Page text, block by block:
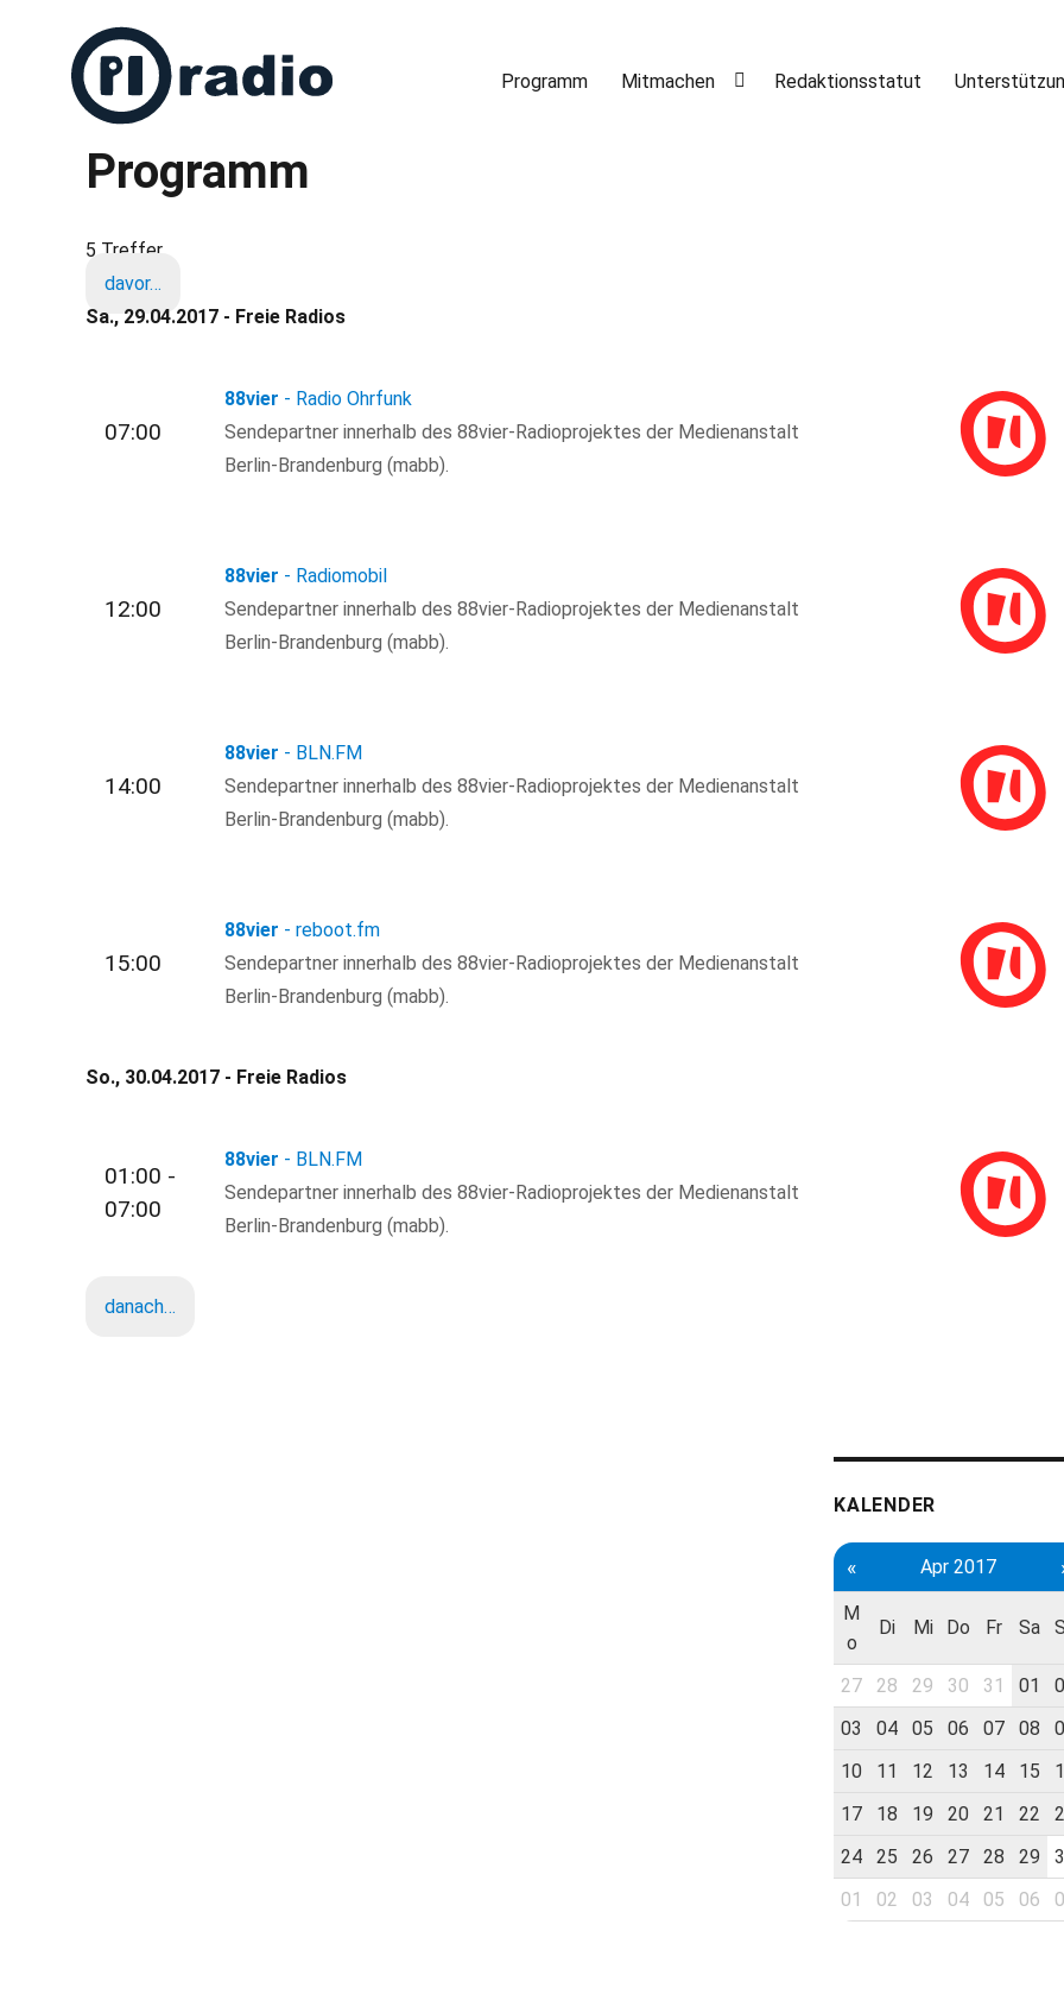
Freies Radio in Berlin
Programm Mitmachen Redaktionsstatut
Programm
5 Treffer
davor…
Sa., 29.04.2017 - Freie Radios
07:00
88vier - Radio Ohrfunk
Sendepartner innerhalb des 88vier-Radioprojektes der Medienanstalt
Berlin-Brandenburg (mabb).
12:00
88vier - Radiomobil
Sendepartner innerhalb des 88vier-Radioprojektes der Medienanstalt
Berlin-Brandenburg (mabb).
14:00
88vier - BLN.FM
Sendepartner innerhalb des 88vier-Radioprojektes der Medienanstalt
Berlin-Brandenburg (mabb).
15:00
88vier - reboot.fm
Sendepartner innerhalb des 88vier-Radioprojektes der Medienanstalt
Berlin-Brandenburg (mabb).
So., 30.04.2017 - Freie Radios
01:00 -
07:00
88vier - BLN.FM
Sendepartner innerhalb des 88vier-Radioprojektes der Medienanstalt
Berlin-Brandenburg (mabb).
danach…
KALENDER
« Apr 2017
M
o
Di Mi Do Fr Sa
27 28 29 30 31 01
03
04 05 06 07 08
10
11 12 13 14 15
17
18 19 20 21 22
24
25 26 27 28 29
01
02 03 04 05 06